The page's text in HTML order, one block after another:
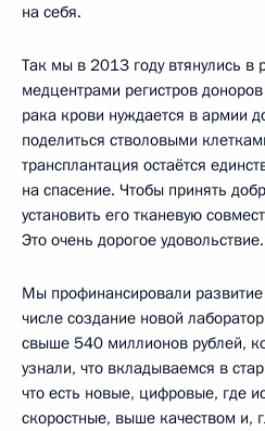
на себя.
Так мы в 2013 году втянулись в
медцентрами регистров
рака крови нуждается в армии
поделиться стволовыми
трансплантация остаётся
на спасение. Чтобы принять
установить его тканевую
Это очень дорогое удовольствие.
Мы профинансировали
числе создание новой
свыше 540 миллионов рублей,
узнали, что вкладываемся в
что есть новые, цифровые, где
скоростные, выше качеством и,